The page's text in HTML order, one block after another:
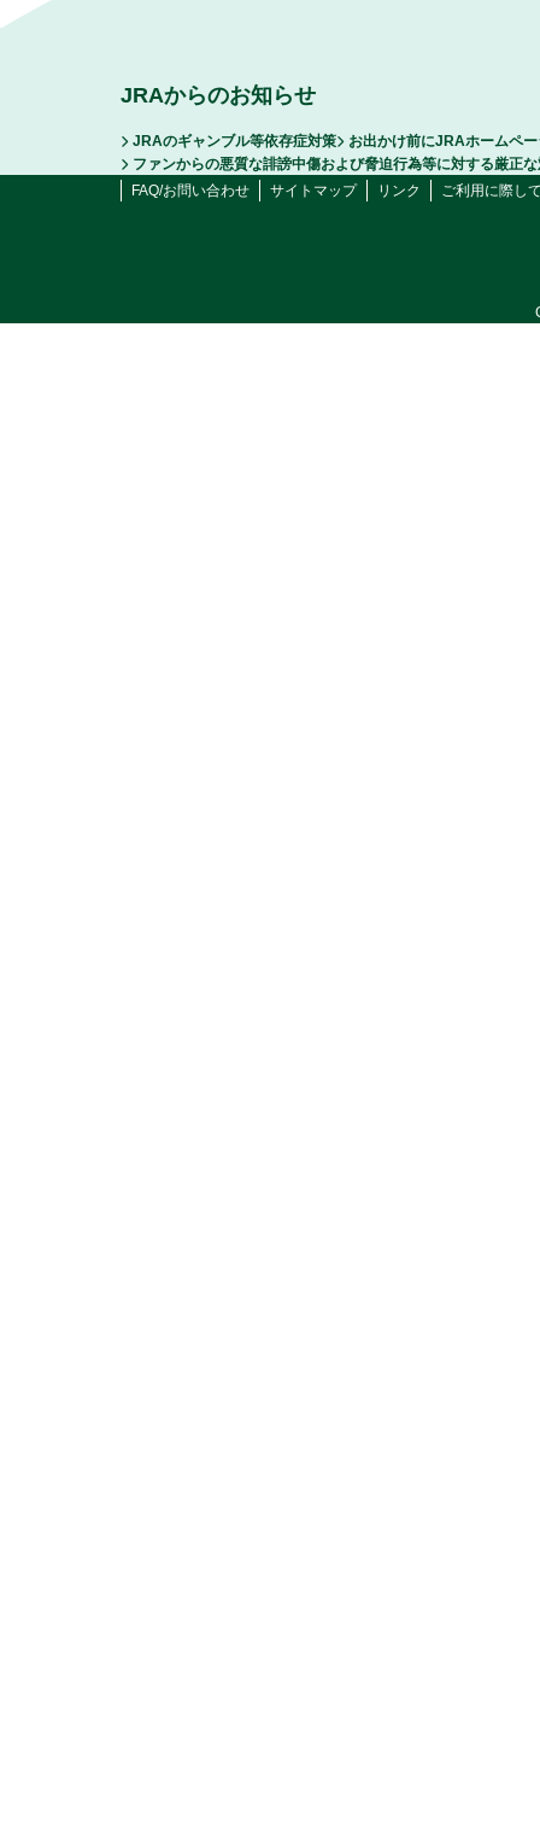
JRAからのお知らせ
JRAのギャンブル等依存症対策
お出かけ前にJRAホームペ
ファンからの悪質な誹謗中傷および脅迫行為等に対する厳正
FAQ/お問い合わせ
サイトマップ リンク ご利用に際し